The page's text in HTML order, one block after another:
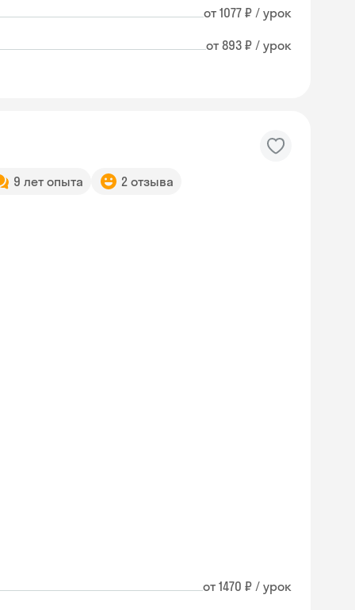
от 1077 ₽ / урок
от 893 ₽ / урок
9 лет опыта 2 отзыва
от 1470 ₽ / урок